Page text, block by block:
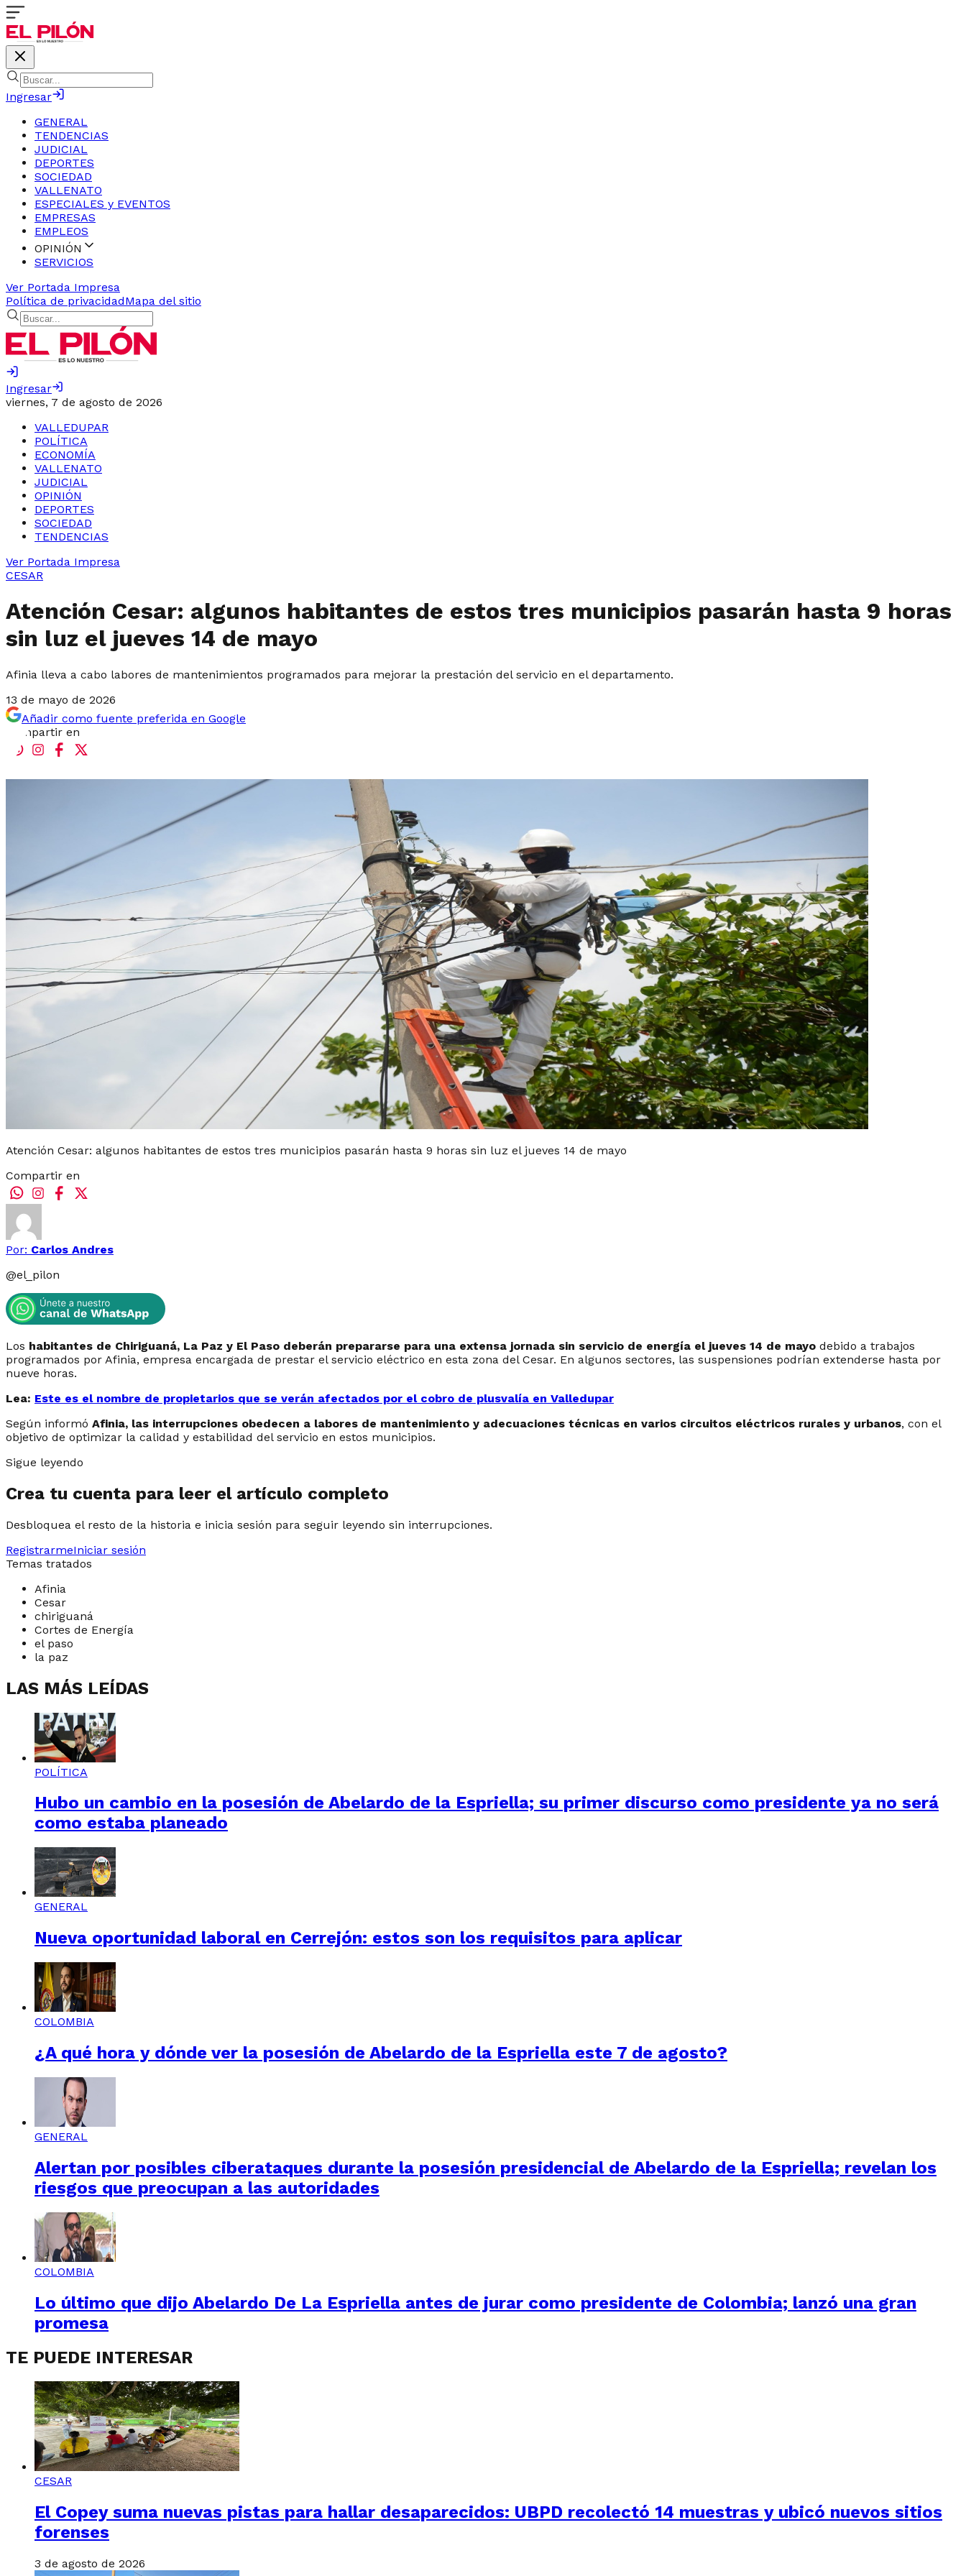
Ingresar
GENERAL
TENDENCIAS
JUDICIAL
DEPORTES
SOCIEDAD
VALLENATO
ESPECIALES y EVENTOS
EMPRESAS
EMPLEOS
OPINIÓN
SERVICIOS
Ver Portada Impresa
Política de privacidadMapa del sitio
Ingresar
viernes, 7 de agosto de 2026
VALLEDUPAR
POLÍTICA
ECONOMÍA
VALLENATO
JUDICIAL
OPINIÓN
DEPORTES
SOCIEDAD
TENDENCIAS
Ver Portada Impresa
CESAR
Atención Cesar: algunos habitantes de estos tres municipios pasarán hasta 9 horas
sin luz el jueves 14 de mayo
Afinia lleva a cabo labores de mantenimientos programados para mejorar la prestación del servicio en el departamento.
13 de mayo de 2026
Añadir como fuente preferida en Google
Compartir en
Atención Cesar: algunos habitantes de estos tres municipios pasarán hasta 9 horas sin luz el jueves 14 de mayo
Compartir en
Por: Carlos Andres
@el_pilon
Los habitantes de Chiriguaná, La Paz y El Paso deberán prepararse para una extensa jornada sin servicio de energía el jueves 14 de mayo debido a trabajos
programados por Afinia, empresa encargada de prestar el servicio eléctrico en esta zona del Cesar. En algunos sectores, las suspensiones podrían extenderse hasta por
nueve horas.
Lea: Este es el nombre de propietarios que se verán afectados por el cobro de plusvalía en Valledupar
Según informó Afinia, las interrupciones obedecen a labores de mantenimiento y adecuaciones técnicas en varios circuitos eléctricos rurales y urbanos, con el
objetivo de optimizar la calidad y estabilidad del servicio en estos municipios.
Sigue leyendo
Crea tu cuenta para leer el artículo completo
Desbloquea el resto de la historia e inicia sesión para seguir leyendo sin interrupciones.
RegistrarmeIniciar sesión
Temas tratados
Afinia
Cesar
chiriguaná
Cortes de Energía
el paso
la paz
LAS MÁS LEÍDAS
POLÍTICA
Hubo un cambio en la posesión de Abelardo de la Espriella; su primer discurso como presidente ya no será
como estaba planeado
GENERAL
Nueva oportunidad laboral en Cerrejón: estos son los requisitos para aplicar
COLOMBIA
¿A qué hora y dónde ver la posesión de Abelardo de la Espriella este 7 de agosto?
GENERAL
Alertan por posibles ciberataques durante la posesión presidencial de Abelardo de la Espriella; revelan los
riesgos que preocupan a las autoridades
COLOMBIA
Lo último que dijo Abelardo De La Espriella antes de jurar como presidente de Colombia; lanzó una gran
promesa
TE PUEDE INTERESAR
CESAR
El Copey suma nuevas pistas para hallar desaparecidos: UBPD recolectó 14 muestras y ubicó nuevos sitios
forenses
3 de agosto de 2026